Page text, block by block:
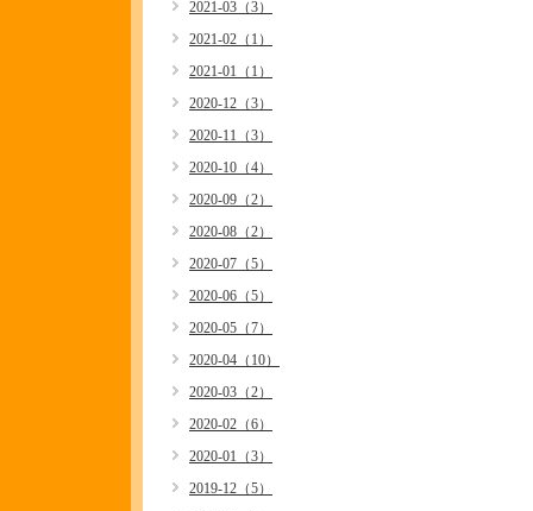
2021-03（3）
2021-02（1）
2021-01（1）
2020-12（3）
2020-11（3）
2020-10（4）
2020-09（2）
2020-08（2）
2020-07（5）
2020-06（5）
2020-05（7）
2020-04（10）
2020-03（2）
2020-02（6）
2020-01（3）
2019-12（5）